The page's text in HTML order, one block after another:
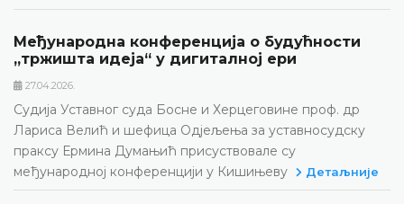
Међународна конференција о будућности
„тржишта идеја“ у дигиталној ери
27.04.2026.
Судија Уставног суда Босне и Херцеговине проф. др
Лариса Велић и шефица Одјељења за уставносудску
праксу Ермина Думањић присуствовале су
међународној конференцији у Кишињеву
Детаљније